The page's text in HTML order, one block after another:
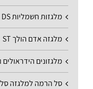
מלגזות חשמליות DS
מלגזה אדם הולך ST
מלגזונים
סל הרמה למלגזה סל